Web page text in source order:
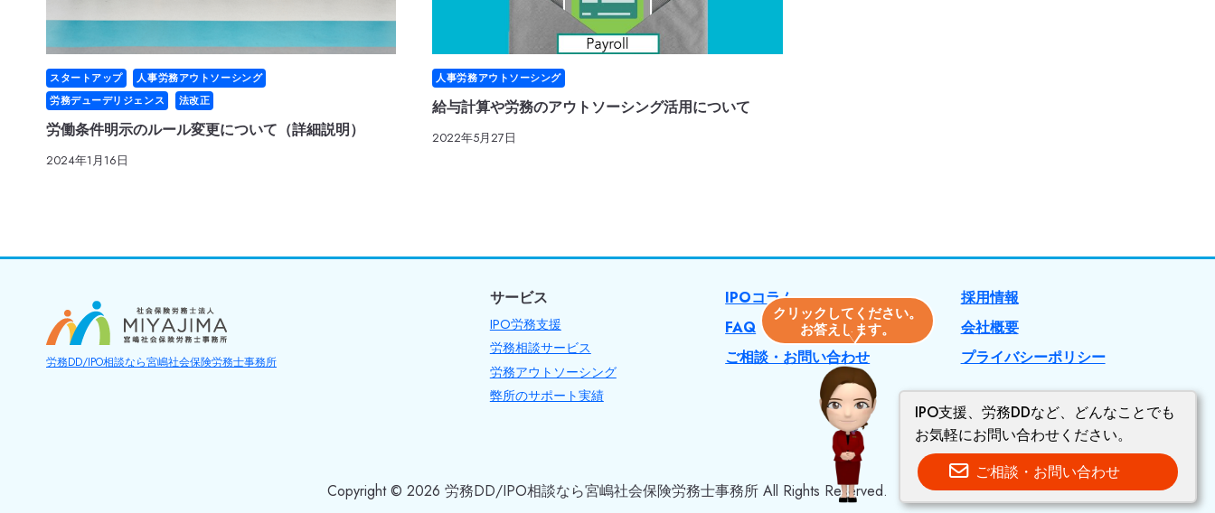
スタートアップ
人事労務アウトソーシング
労務デューデリジェンス
法改正
労働条件明示のルール変更について（詳細説明）
2024年1月16日
人事労務アウトソーシング
給与計算や労務のアウトソーシング活用について
2022年5月27日
労務DD/IPO相談なら宮嶋社会保険労務士事務所
サービス
IPO労務支援
労務相談サービス
労務アウトソーシング
弊所のサポート実績
IPOコラム
FAQ
ご相談・お問い合わせ
採用情報
会社概要
プライバシーポリシー
Copyright © 2026 労務DD/IPO相談なら宮嶋社会保険労務士事務所 All Rights Reserved.
IPO支援、労務DDなど、どんなことでも
お気軽にお問い合わせください。
ご相談・お問い合わせ
クリックしてください。
お答えします。